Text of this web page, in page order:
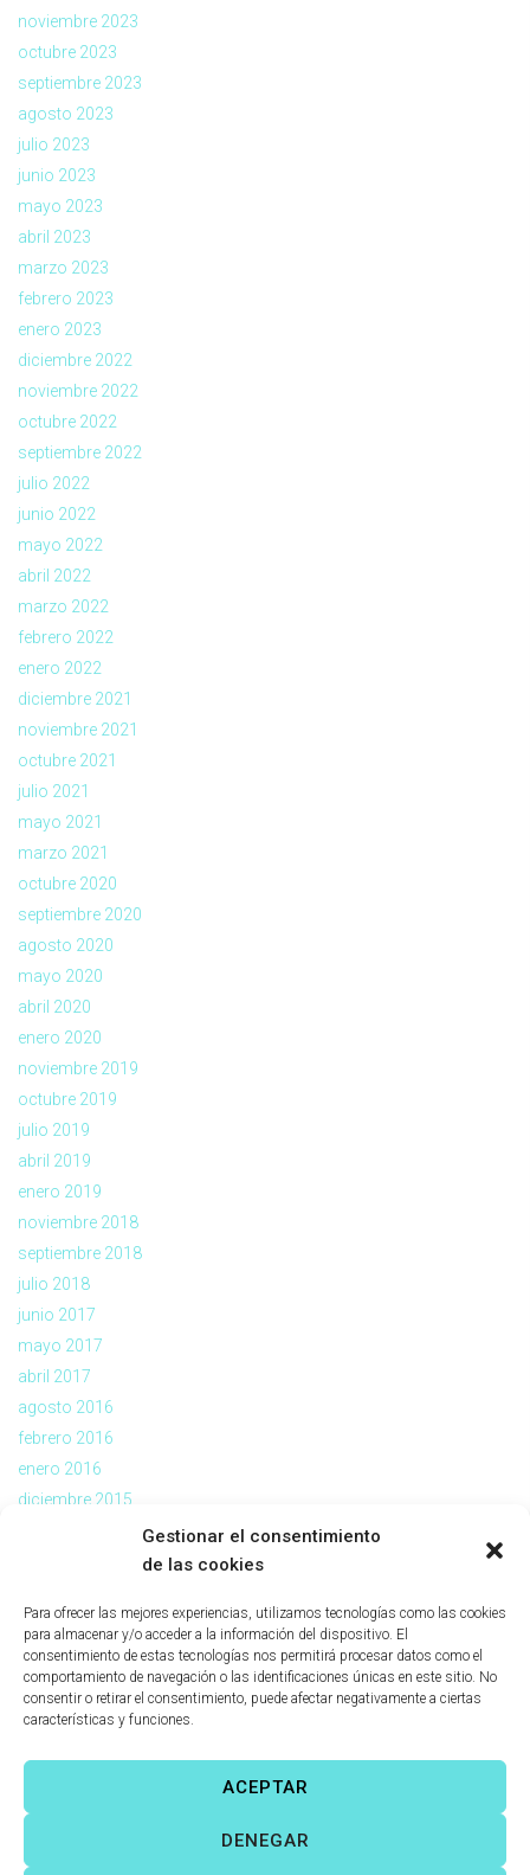
Gestionar el consentimiento
de las cookies
Para ofrecer las mejores experiencias, utilizamos tecnologías como las cookies
para almacenar y/o acceder a la información del dispositivo. El
consentimiento de estas tecnologías nos permitirá procesar datos como el
comportamiento de navegación o las identificaciones únicas en este sitio. No
consentir o retirar el consentimiento, puede afectar negativamente a ciertas
características y funciones.
ACEPTAR
DENEGAR
noviembre 2023
octubre 2023
septiembre 2023
agosto 2023
julio 2023
junio 2023
mayo 2023
abril 2023
marzo 2023
febrero 2023
enero 2023
diciembre 2022
noviembre 2022
octubre 2022
septiembre 2022
julio 2022
junio 2022
mayo 2022
abril 2022
marzo 2022
febrero 2022
enero 2022
diciembre 2021
noviembre 2021
octubre 2021
julio 2021
mayo 2021
marzo 2021
octubre 2020
septiembre 2020
agosto 2020
mayo 2020
abril 2020
enero 2020
noviembre 2019
octubre 2019
julio 2019
abril 2019
enero 2019
noviembre 2018
septiembre 2018
julio 2018
junio 2017
mayo 2017
abril 2017
agosto 2016
febrero 2016
enero 2016
diciembre 2015
mayo 2012
octubre 2011
julio 2011
Víctor Fernández Correas
Todos los derechos reservados. |
|Política de cookies